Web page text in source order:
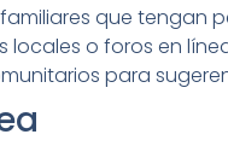
que tengan
locales o foros en
para